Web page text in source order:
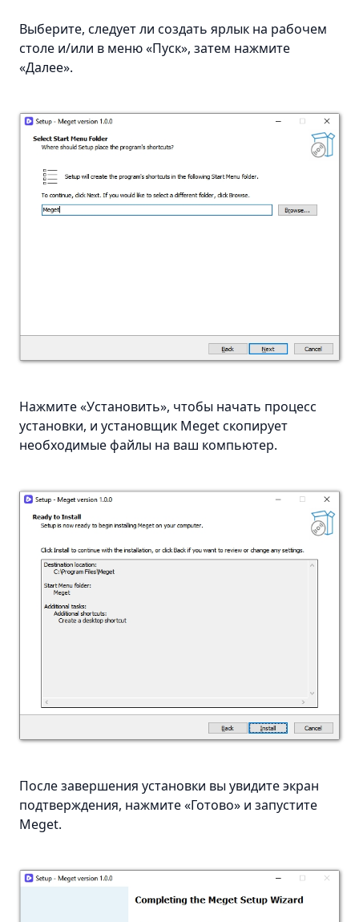
Выберите, следует ли создать ярлык на рабочем
столе и/или в меню «Пуск», затем нажмите
«Далее».
Нажмите «Установить», чтобы начать процесс
установки, и установщик Meget скопирует
необходимые файлы на ваш компьютер.
После завершения установки вы увидите экран
подтверждения, нажмите «Готово» и запустите
Meget.